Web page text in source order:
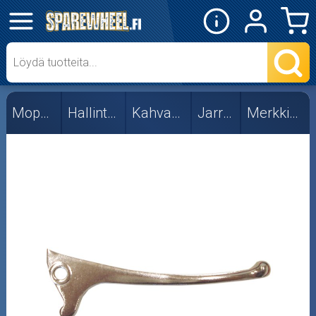
✕
Mopon osat
Merkkikohtaiset
Tuning
Moottoripyörän osat
Moottorikelkan osat
Mopon osat Hallintalaitteet Kahvat ja vivut Jarruvivut Merkkikohtaiset